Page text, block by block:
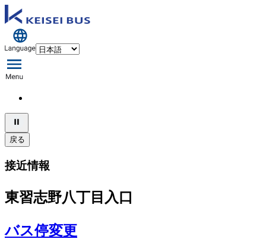
戻る
接近情報
東習志野八丁目入口
バス停変更